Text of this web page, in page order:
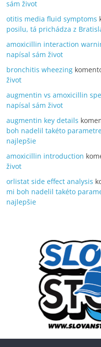
sám život
otitis media fluid symptoms
posilu, tá prichádza z
amoxicillin interaction
napísal sám život
bronchitis wheezing
život
augmentin vs amoxicillin
napísal sám život
augmentin key details
boh nadelil takéto
najlepšie
amoxicillin introduction
život
orlistat side effect analysis
mi boh nadelil takéto
najlepšie